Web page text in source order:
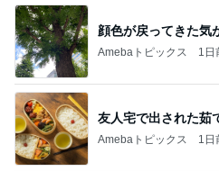
顔色が戻ってきた気
Amebaトピックス 1日
友人宅で出された茹
Amebaトピックス 1日